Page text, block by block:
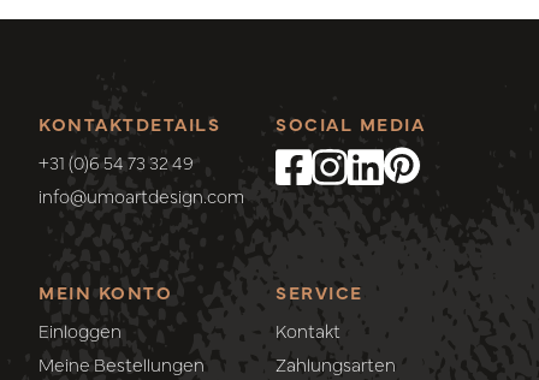
KONTAKTDETAILS
+31 (0)6 54 73 32 49
info@umoartdesign.com
MEIN KONTO
Einloggen
Meine Bestellungen
SERVICE
Kontakt
Zahlungsarten
SOCIAL MEDIA